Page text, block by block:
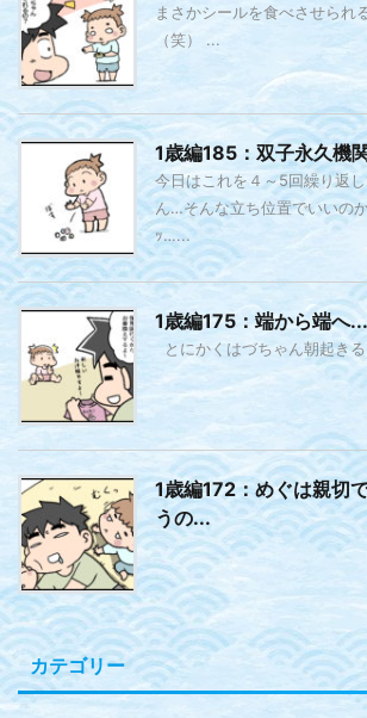
まさかシールを食べさせられ
（笑） ...
1歳編185：双子永久機
今日はこれを４～5回繰り返
ん…そんな立ち位置でいいの
ｯ…...
1歳編175：端から端へ...
とにかくはづちゃん朝起き
1歳編172：めぐは親切
うの...
カテゴリー